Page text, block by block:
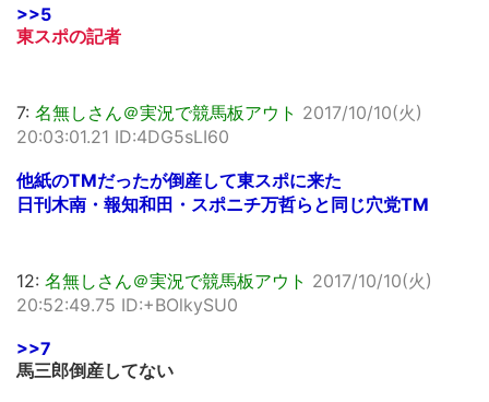
>>5
東スポの記者
7: 名無しさん＠実況で競馬板アウト 2017/10/10(火)
20:03:01.21 ID:4DG5sLI60
他紙のTMだったが倒産して東スポに来た
日刊木南・報知和田・スポニチ万哲らと同じ穴党TM
12: 名無しさん＠実況で競馬板アウト 2017/10/10(火)
20:52:49.75 ID:+BOlkySU0
>>7
馬三郎倒産してない